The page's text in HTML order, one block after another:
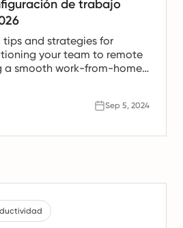
de trabajo
tips and strategies for
your team to remote
a smooth work-from-home
Sep 5, 2024